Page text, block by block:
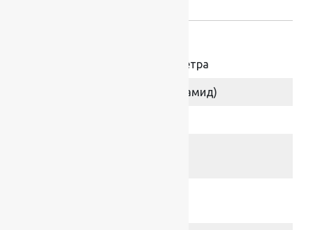
ширина 3/3,5 метра
100% ПА (Полиамид)